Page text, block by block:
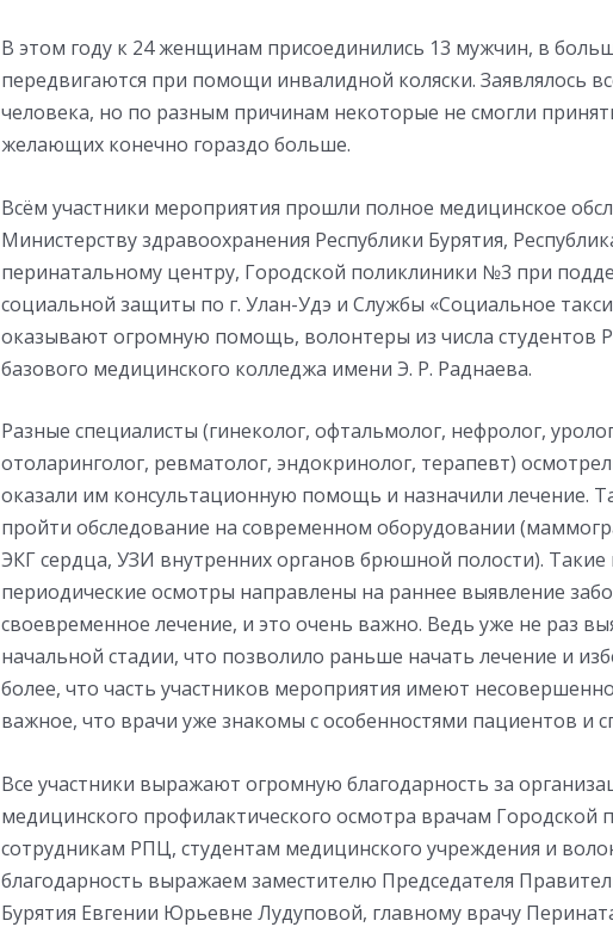
В этом году к 24 женщинам присоединились 13 мужчин, в
передвигаются при помощи инвалидной коляски. Заявлялось
человека, но по разным причинам некоторые не смогли
желающих конечно гораздо больше.
Всём участники мероприятия прошли полное медицинское
Министерству здравоохранения Республики Бурятия,
перинатальному центру, Городской поликлиники №3 при
социальной защиты по г. Улан-Удэ и Службы «Социальное
оказывают огромную помощь, волонтеры из числа студентов
базового медицинского колледжа имени Э. Р. Раднаева.
Разные специалисты (гинеколог, офтальмолог, нефролог,
отоларинголог, ревматолог, эндокринолог, терапевт)
оказали им консультационную помощь и назначили лечение.
пройти обследование на современном оборудовании
ЭКГ сердца, УЗИ внутренних органов брюшной полости).
периодические осмотры направлены на раннее выявление
своевременное лечение, и это очень важно. Ведь уже не раз
начальной стадии, что позволило раньше начать лечение и
более, что часть участников мероприятия имеют
важное, что врачи уже знакомы с особенностями пациентов и
Все участники выражают огромную благодарность за
медицинского профилактического осмотра врачам Городской
сотрудникам РПЦ, студентам медицинского учреждения и
благодарность выражаем заместителю Председателя
Бурятия Евгении Юрьевне Лудуповой, главному врачу